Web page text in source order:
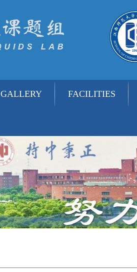
GALLERY FACILITIES